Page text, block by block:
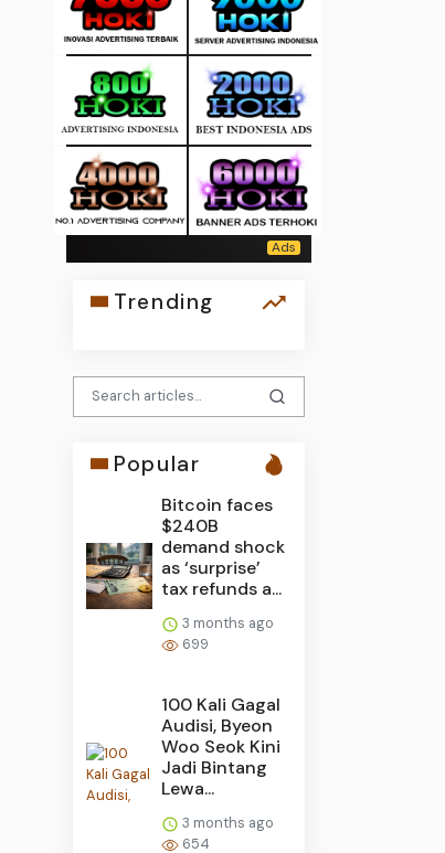
Trending
Popular
Bitcoin faces
$240B
demand shock
as ‘surprise’
tax refunds a...
3 months ago
699
100 Kali Gagal
Audisi, Byeon
Woo Seok Kini
Jadi Bintang
Lewa...
3 months ago
654